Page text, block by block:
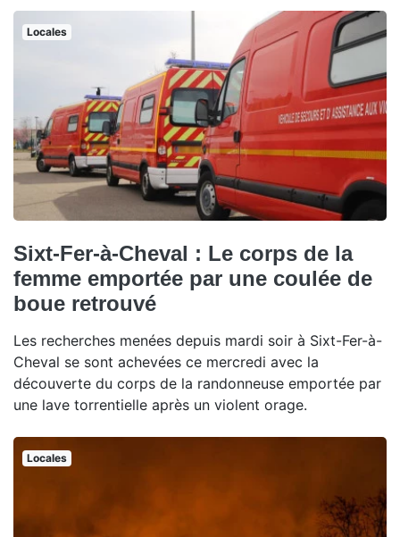
Locales
Sixt-Fer-à-Cheval : Le corps de la
femme emportée par une coulée de
boue retrouvé
Les recherches menées depuis mardi soir à Sixt-Fer-à-
Cheval se sont achevées ce mercredi avec la
découverte du corps de la randonneuse emportée par
une lave torrentielle après un violent orage.
Locales